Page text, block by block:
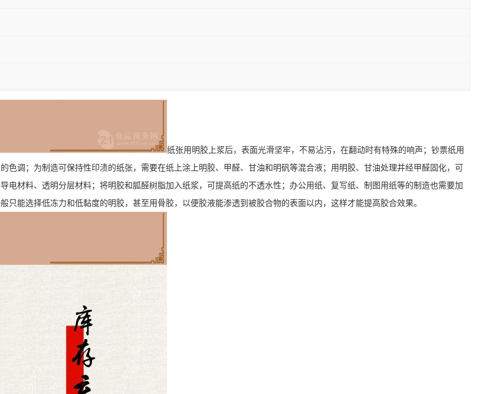
纸张用明胶上浆后，表面光滑坚牢，不易沾污，在翻动时有特殊的响声；钞票纸用
调；为制造可保持性印渍的纸张，需要在纸上涂上明胶、甲醛、甘油和明矾等混合液；用明胶、甘油处理并经甲醛固化，可
材料、透明分层材料；将明胶和胍醛树脂加入纸浆，可提高纸的不透水性；办公用纸、复写纸、制图用纸等的制造也需要加
能选择低冻力和低黏度的明胶，甚至用骨胶，以便胶液能渗透到被胶合物的表面以内，这样才能提高胶合效果。